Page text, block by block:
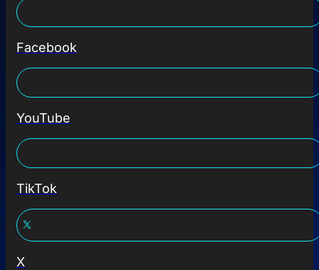
Facebook
YouTube
TikTok
X